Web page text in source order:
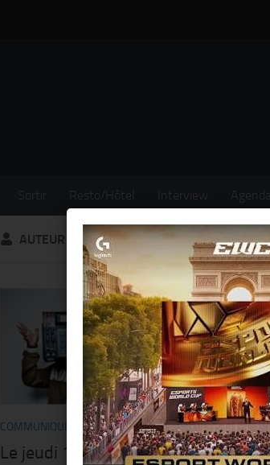
Sortir Resto/Hôtel Interview Agenda
AUTEUR : THIERRY KER
0
COMMUNIQUÉS /MUSIQUE 7 MAI 2014
Le jeudi 15 mai 2014 a lieu la 2e